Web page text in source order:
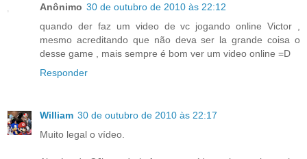
Anônimo 30 de outubro de 2010 às 22:12
quando der faz um video de vc jogando online Victor ,
mesmo acreditando que não deva ser la grande coisa o
desse game , mais sempre é bom ver um video online =D
Responder
William 30 de outubro de 2010 às 22:17
Muito legal o vídeo.